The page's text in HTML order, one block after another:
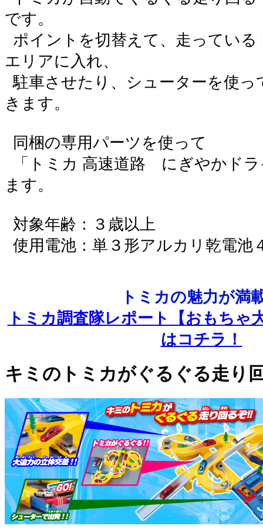
です。
ポイントを切替えて、走ってい
エリアに入れ、
駐車させたり、シューターを使っ
きます。
同梱の専用パーツを使って
「トミカ 高速道路 にぎやかドラ
ます。
対象年齢：３歳以上
使用電池：単３形アルカリ乾電池
トミカの魅力が満
トミカ調査隊レポート【おもちゃ
はコチラ！
キミのトミカがぐるぐる走り